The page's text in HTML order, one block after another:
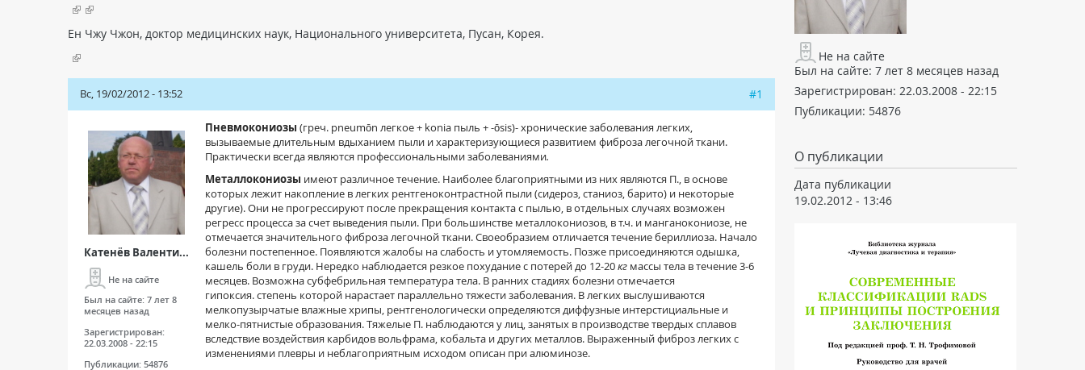
Ен Чжу Чжон, доктор медицинских наук, Национального университета, Пусан, Корея.
Вс, 19/02/2012 - 13:52 #1
Катенёв Валенти...
Не на сайте
Был на сайте: 7 лет 8
месяцев назад
Зарегистрирован:
22.03.2008 - 22:15
Публикации: 54876
Пневмокониозы (греч. pneumōn легкое + konia пыль + -ōsis)- хронические заболевания легких,
вызываемые длительным вдыханием пыли и характеризующиеся развитием фиброза легочной ткани.
Практически всегда являются профессиональными заболеваниями.
Металлокониозы имеют различное течение. Наиболее благоприятными из них являются П., в основе
которых лежит накопление в легких рентгеноконтрастной пыли (сидероз, станиоз, барито) и некоторые
другие). Они не прогрессируют после прекращения контакта с пылью, в отдельных случаях возможен
регресс процесса за счет выведения пыли. При большинстве металлокониозов, в т.ч. и манганокониозе, не
отмечается значительного фиброза легочной ткани. Своеобразием отличается течение бериллиоза. Начало
болезни постепенное. Появляются жалобы на слабость и утомляемость. Позже присоединяются одышка,
кашель боли в груди. Нередко наблюдается резкое похудание с потерей до 12-20кг массы тела в течение 3-6
месяцев. Возможна субфебрильная температура тела. В ранних стадиях болезни отмечается
гипоксия. степень которой нарастает параллельно тяжести заболевания. В легких выслушиваются
мелкопузырчатые влажные хрипы, рентгенологически определяются диффузные интерстициальные и
мелко-пятнистые образования. Тяжелые П. наблюдаются у лиц, занятых в производстве твердых сплавов
вследствие воздействия карбидов вольфрама, кобальта и других металлов. Выраженный фиброз легких с
изменениями плевры и неблагоприятным исходом описан при алюминозе.
Не на сайте
Был на сайте: 7 лет 8 месяцев назад
Зарегистрирован: 22.03.2008 - 22:15
Публикации: 54876
О публикации
Дата публикации
19.02.2012 - 13:46